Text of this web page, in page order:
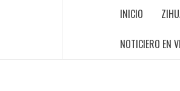
INICIO
NOTICIERO EN